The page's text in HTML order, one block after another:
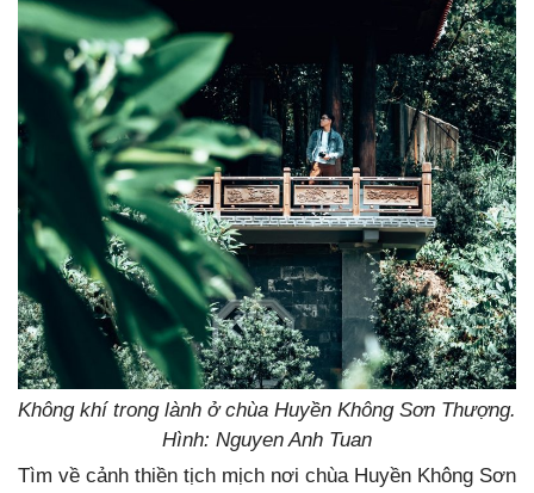
Không khí trong lành ở chùa Huyền Không Sơn Thượng.
Hình: Nguyen Anh Tuan
Tìm về cảnh thiền tịch mịch nơi chùa Huyền Không Sơn